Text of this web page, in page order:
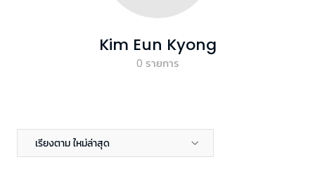
Kim Eun Kyong
0 รายการ
เรียงตาม ใหม่ล่าสุด